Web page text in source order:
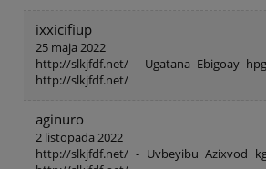
ixxicifiup
25 maja 2022
http://slkjfdf.net/ - Ugatana Ebigoay
http://slkjfdf.net/
aginuro
2 listopada 2022
http://slkjfdf.net/ - Uvbeyibu Azixvod